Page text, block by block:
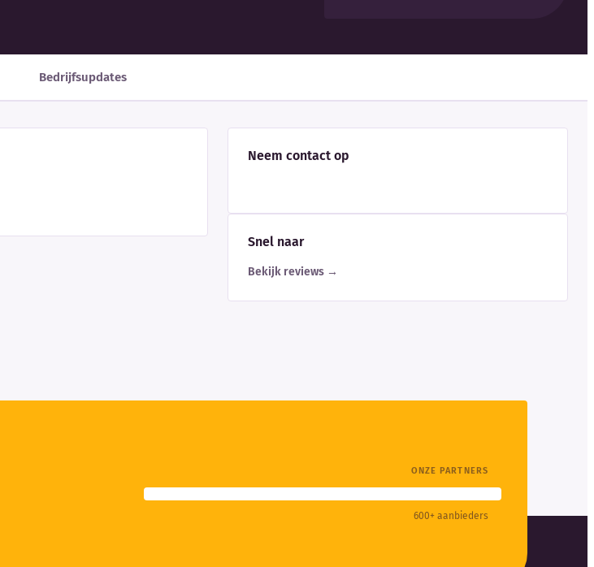
Bedrijfsupdates
Neem contact op
Snel naar
Bekijk reviews →
ONZE PARTNERS
600+ aanbieders